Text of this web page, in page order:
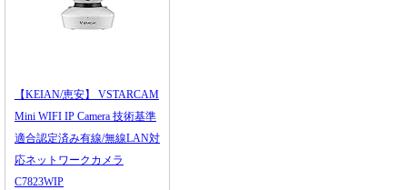
【KEIAN/恵安】 VSTARCAM
Mini WIFI IP Camera 技術基準
適合認定済み有線/無線LAN対
応ネットワークカメラ
C7823WIP